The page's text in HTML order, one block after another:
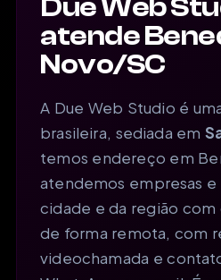
Due Web
atende
Novo/SC
A Due Web Studio é
brasileira, sediada em
temos endereço em
atendemos empresas e
cidade e da região com
de forma remota, com
videochamada e